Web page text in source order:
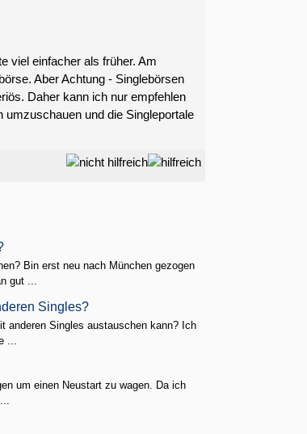
viel einfacher als früher. Am
Aber Achtung - Singlebörsen
Daher kann ich nur empfehlen
und die Singleportale
Bin erst neu nach München gezogen
gut ...
Singles?
anderen Singles austauschen kann? Ich
...
um einen Neustart zu wagen. Da ich